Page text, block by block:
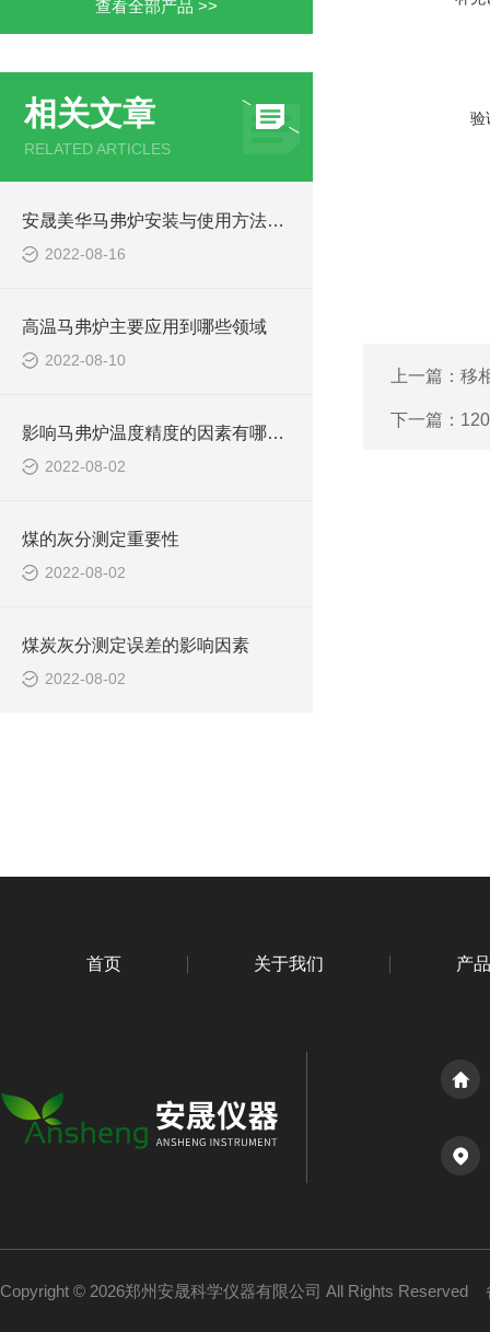
查看全部产品 >>
相关文章
RELATED ARTICLES
安晟美华马弗炉安装与使用方法介绍
2022-08-16
高温马弗炉主要应用到哪些领域
2022-08-10
影响马弗炉温度精度的因素有哪些?
2022-08-02
煤的灰分测定重要性
2022-08-02
煤炭灰分测定误差的影响因素
2022-08-02
验
上一篇： 移
下一篇：
首页 关于我们 产
Copyright © 2026郑州安晟科学仪器有限公司 All Rights Reserved